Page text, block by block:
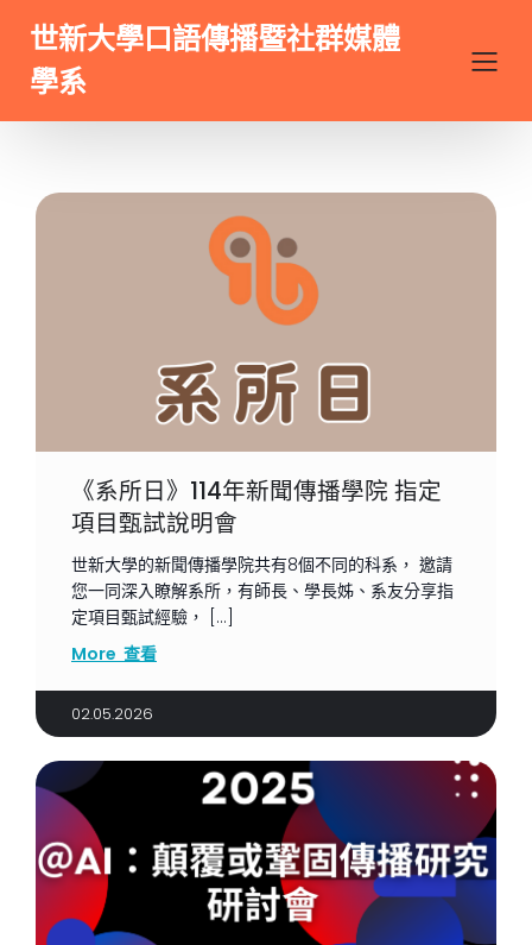
世新大學口語傳播暨社群媒體
學系
《系所日》114年新聞傳播學院 指定
項目甄試說明會
世新大學的新聞傳播學院共有8個不同的科系， 邀請
您一同深入瞭解系所，有師長、學長姊、系友分享指
定項目甄試經驗， […]
More 查看
02.05.2026